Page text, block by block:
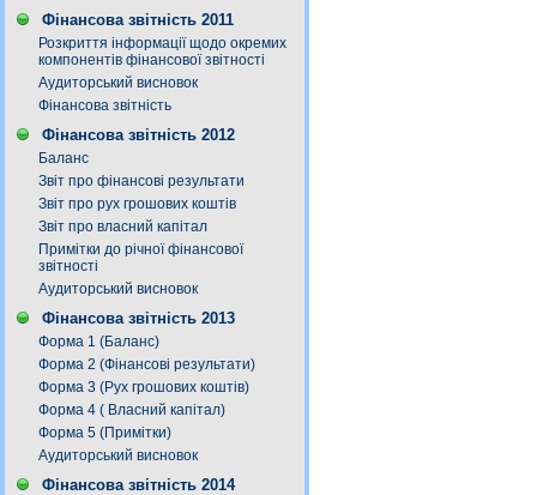
Фінансова звітність 2011
Розкриття інформації щодо окремих
компонентів фінансової звітності
Аудиторський висновок
Фінансова звітність
Фінансова звітність 2012
Баланс
Звіт про фінансові результати
Звіт про рух грошових коштів
Звіт про власний капітал
Примітки до річної фінансової
звітності
Аудиторський висновок
Фінансова звітність 2013
Форма 1 (Баланс)
Форма 2 (Фінансові результати)
Форма 3 (Рух грошових коштів)
Форма 4 ( Власний капітал)
Форма 5 (Примітки)
Аудиторський висновок
Фінансова звітність 2014